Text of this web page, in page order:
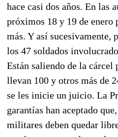
hace casi dos años. En las
próximos 18 y 19 de enero
más. Y así sucesivamente,
los 47 soldados
Están saliendo de la cárcel
llevan 100 y otros más de
se les inicie un juicio. La
garantías han aceptado
militares deben quedar